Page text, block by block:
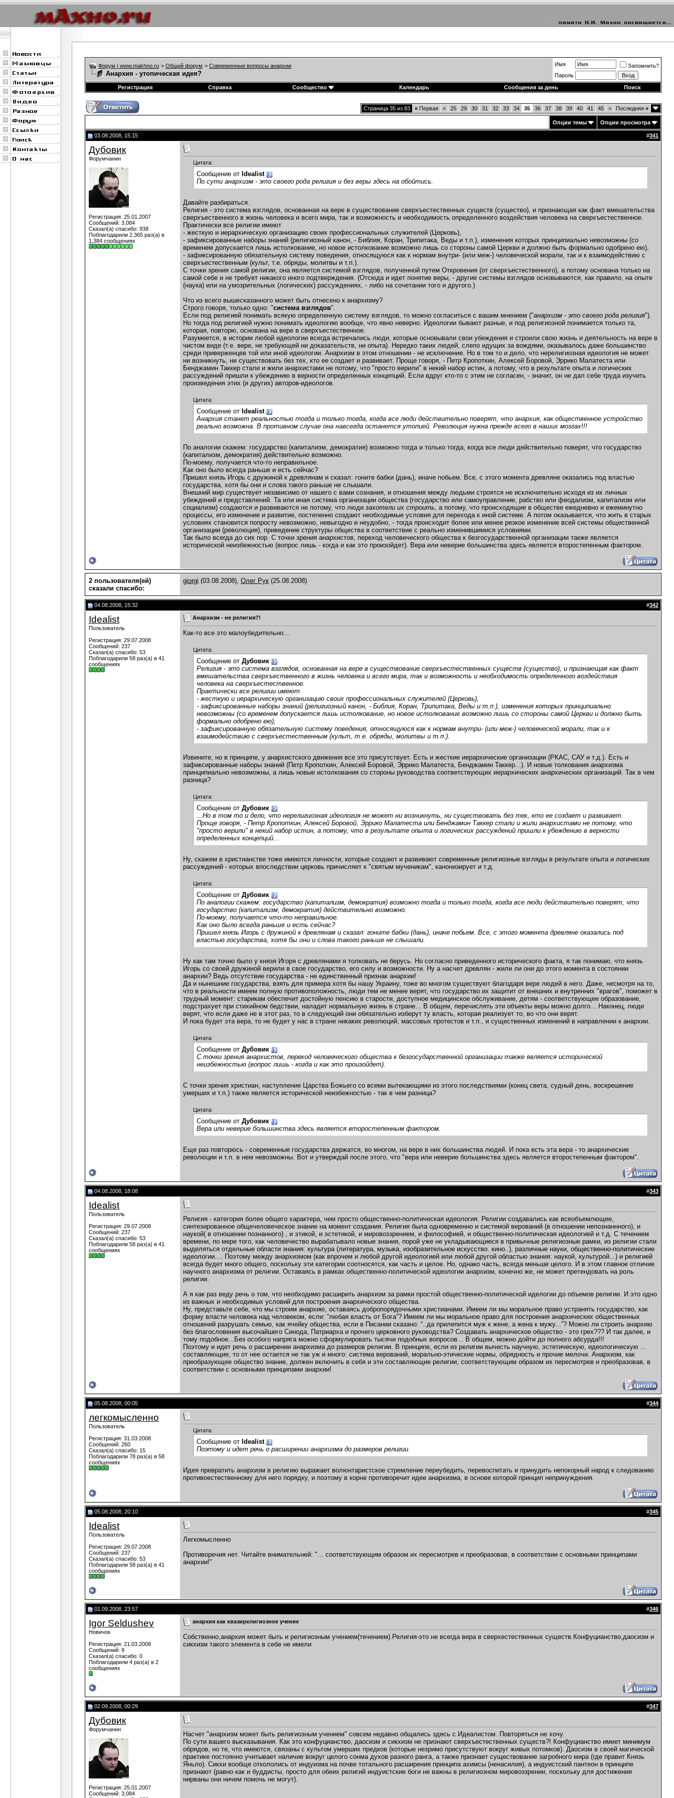
Форум | www.makhno.ru > Общий форум > Современные вопросы анархии
Анархия - утопическая идея?
Имя
Запомнить?
Пароль
Регистрация
Справка Сообщество Календарь Сообщения за день Поиск
Страница 35 из 83 « Первая < 25 29 30 31 32 33 34 35 36 37 38 39 40 41 45 > Последняя »
Опции темы Опции просмотра
03.08.2008, 15:15 #341
Дубовик
Форумчанин
Регистрация: 25.01.2007
Сообщений: 3,084
Сказал(а) спасибо: 938
Поблагодарили 2,365 раз(а) в
1,384 сообщениях
Цитата:
Сообщение от Idealist
По сути анархизм - это своего рода религия и без веры здесь на обойтись.
Давайте разбираться.
Религия - это система взглядов, основанная на вере в существование сверхъестественных существ (существо), и признающая как факт вмешательства
сверхъественного в жизнь человека и всего мира, так и возможность и необходимость определенного воздействия человека на сверхъестественное.
Практически все религии имеют
- жесткую и иерархическую организацию своих профессиональных служителей (Церковь),
- зафиксированные наборы знаний (религиозный канон, - Библия, Коран, Трипитака, Веды и т.п.), изменения которых принципиально невозможны (со
временем допускается лишь истолкование, но новое истолкование возможно лишь со стороны самой Церкви и должно быть формально одобрено ею),
- зафиксированную обязательную систему поведения, относящуюся как к нормам внутри- (или меж-) человеческой морали, так и к взаимодействию с
сверхъестественным (культ, т.е. обряды, молитвы и т.п.).
С точки зрения самой религии, она является системой взглядов, полученной путем Откровения (от сверхъестественного), а потому основана только на
самой себе и не требует никакого иного подтверждения. (Отсюда и идет понятие веры, - другие системы взглядов основываются, как правило, на опыте
(наука) или на умозрительных (логических) рассуждениях, - либо на сочетании того и другого.)
Что из всего вышесказанного может быть отнесено к анархизму?
Строго говоря, только одно: "система взглядов".
Если под религией понимать всякую определенную систему взглядов, то можно согласиться с вашим мнением ("анархизм - это своего рода религия").
Но тогда под религией нужно понимать идеологию вообще, что явно неверно. Идеологии бывают разные, и под религиозной понимается только та,
которая, повторю, основана на вере в сверхъестественное.
Разумеется, в истории любой идеологии всегда встречались люди, которые основывали свои убеждения и строили свою жизнь и деятельность на вере в
чистом виде (т.е. вере, не требующей ни доказательств, ни опыта). Нередко таких людей, слепо идущих за вождями, оказывалось даже большинство
среди приверженцев той или иной идеологии. Анархизм в этом отношении - не исключение. Но в том то и дело, что нерелигиозная идеология не может
ни возникнуть, ни существовать без тех, кто ее создает и развивает. Проще говоря, - Петр Кропоткин, Алексей Боровой, Эррико Малатеста или
Бенджамин Таккер стали и жили анархистами не потому, что "просто верили" в некий набор истин, а потому, что в результате опыта и логических
рассуждений пришли к убеждению в верности определенных концепций. Если вдруг кто-то с этим не согласен, - значит, он не дал себе труда изучить
произведения этих (и других) авторов-идеологов.
Цитата:
Сообщение от Idealist
Анархия станет реальностью тогда и только тогда, когда все люди действительно поверят, что анархия, как общественное устройство
реально возможна. В противном случае она навсегда останется утопией. Революция нужна прежде всего в наших мозгах!!!
По аналогии скажем: государство (капитализм, демократия) возможно тогда и только тогда, когда все люди действительно поверят, что государство
(капитализм, демократия) действительно возможно.
По-моему, получается что-то неправильное.
Как оно было всегда раньше и есть сейчас?
Пришел князь Игорь с дружиной к древлянам и сказал: гоните бабки (дань), иначе побьем. Все, с этого момента древляне оказались под властью
государства, хотя бы они и слова такого раньше не слышали.
Внешний мир существует независимо от нашего с вами сознания, и отношения между людьми строятся не исключительно исходя из их личных
убеждений и представлений. Та или иная система организации общества (государство или самоуправление, рабство или феодализм, капитализм или
социализм) создаются и развиваются не потому, что люди захотели их строить, а потому, что происходящие в обществе ежедневно и ежеминутно
процессы, его изменение и развитие, постепенно создают необходимые условия для перехода к иной системе. А потом оказывается, что жить в старых
условиях становится попросту невозможно, невыгодно и неудобно, - тогда происходит более или менее резкое изменение всей системы общественной
организации (революция), приведение структуры общества в соответствие с реально изменившимися условиями.
Так было всегда до сих пор. С точки зрения анархистов, переход человеческого общества к безгосударственной организации также является
исторической неизбежностью (вопрос лишь - когда и как это произойдет). Вера или неверие большинства здесь является второстепенным фактором.
2 пользователя(ей)
сказали cпасибо:
giorgi (03.08.2008), Олег Рук (25.08.2008)
04.08.2008, 15:32 #342
Idealist
Пользователь
Регистрация: 29.07.2008
Сообщений: 237
Сказал(а) спасибо: 53
Поблагодарили 58 раз(а) в 41
сообщениях
Анархизм - не религия?!
Как-то все это малоубедительно...
Цитата:
Сообщение от Дубовик
Религия - это система взглядов, основанная на вере в существование сверхъестественных существ (существо), и признающая как факт
вмешательства сверхъественного в жизнь человека и всего мира, так и возможность и необходимость определенного воздействия
человека на сверхъестественное.
Практически все религии имеют
- жесткую и иерархическую организацию своих профессиональных служителей (Церковь),
- зафиксированные наборы знаний (религиозный канон, - Библия, Коран, Трипитака, Веды и т.п.), изменения которых принципиально
невозможны (со временем допускается лишь истолкование, но новое истолкование возможно лишь со стороны самой Церкви и должно быть
формально одобрено ею),
- зафиксированную обязательную систему поведения, относящуюся как к нормам внутри- (или меж-) человеческой морали, так и к
взаимодействию с сверхъестественным (культ, т.е. обряды, молитвы и т.п.).
Извините, но в принципе, у анархистского движения все это присутствует. Есть и жесткие иерархические организации (РКАС, САУ и т.д.). Есть и
зафиксированные наборы знаний (Петр Кропоткин, Алексей Боровой, Эррико Малатеста, Бенджамин Таккер...). И новые толкования анархизма
принципиально невозможны, а лишь новые истолкования со стороны руководства соответствующих иерархических анархических организаций. Так в чем
разница?
Цитата:
Сообщение от Дубовик
...Но в том то и дело, что нерелигиозная идеология не может ни возникнуть, ни существовать без тех, кто ее создает и развивает.
Проще говоря, - Петр Кропоткин, Алексей Боровой, Эррико Малатеста или Бенджамин Таккер стали и жили анархистами не потому, что
"просто верили" в некий набор истин, а потому, что в результате опыта и логических рассуждений пришли к убеждению в верности
определенных концепций...
Ну, скажем в христианстве тоже имеются личности, которые создают и развивают современные религиозные взгляды в результате опыта и логических
рассуждений - которых впоследствии церковь причисляет к "святым мученикам", канонизирует и т.д.
Цитата:
Сообщение от Дубовик
По аналогии скажем: государство (капитализм, демократия) возможно тогда и только тогда, когда все люди действительно поверят, что
государство (капитализм, демократия) действительно возможно.
По-моему, получается что-то неправильное.
Как оно было всегда раньше и есть сейчас?
Пришел князь Игорь с дружиной к древлянам и сказал: гоните бабки (дань), иначе побьем. Все, с этого момента древляне оказались под
властью государства, хотя бы они и слова такого раньше не слышали.
Ну как там точно было у князя Игоря с древлянами я толковать не берусь. Но согласно приведенного исторического факта, я так понимаю, что князь
Игорь со своей дружиной верили в свое государство, его силу и возможности. Ну а насчет древлян - жили ли они до этого момента в состоянии
анархии? Ведь отсутствие государства - не единственный признак анархии!
Да и нынешние государства, взять для примера хотя бы нашу Украину, тоже во многом существуют благодаря вере людей в него. Даже, несмотря на то,
что в реальности имеем полную противоположность, люди тем не менее верят, что государство их защитит от внешних и внутренних "врагов", поможет в
трудный момент: старикам обеспечит достойную пенсию в старости, доступное медицинское обслуживание, детям - соответствующее образование,
подстрахует при стихийном бедствии, наладит нормальную жизнь в стране... В общем, перечислять эти объекты веры можно долго... Наконец, люди
верят, что если даже не в этот раз, то в следующий они обязательно изберут ту власть, которая реализует то, во что они верят.
И пока будет эта вера, то не будет у нас в стране никаких революций, массовых протестов и т.п., и существенных изменений в направлении к анархии.
Цитата:
Сообщение от Дубовик
С точки зрения анархистов, переход человеческого общества к безгосударственной организации также является исторической
неизбежностью (вопрос лишь - когда и как это произойдет).
С точки зрения христиан, наступление Царства Божьего со всеми вытекающими из этого последствиями (конец света, судный день, воскрешение
умерших и т.п.) также является исторической неизбежностью - так в чем разница?
Цитата:
Сообщение от Дубовик
Вера или неверие большинства здесь является второстепенным фактором.
Еще раз повторюсь - современные государства держатся, во многом, на вере в них большинства людей. И пока есть эта вера - то анархические
революции и т.п. в нем невозможны. Вот и утверждай после этого, что "вера или неверие большинства здесь является второстепенным фактором".
04.08.2008, 18:08 #343
Idealist
Пользователь
Регистрация: 29.07.2008
Сообщений: 237
Сказал(а) спасибо: 53
Поблагодарили 58 раз(а) в 41
сообщениях
Религия - категория более общего характера, чем просто общественно-политическая идеология. Религии создавались как всеобъемлющее,
синтезированное общечеловеческое знание на момент создания. Религия была одновременно и системой верований (в отношении непознаннного), и
наукой( в отношении познанного) , и этикой, и эстетикой, и мировоззрением, и философией, и общественно-политическая идеологией и т.д. С течением
времени, по мере того, как человечество вырабатывало новые знания, порой уже не укладывающиеся в привычные религиозные рамки, из религии стали
выделяться отдельные области знания: культура (литература, музыка, изобразительное искусство. кино..), различные науки, общественно-политические
идеологии.... Поэтому между анархизмом (как впрочем и любой другой идеологией или любой другой областью знания: наукой, культурой...) и религией
всегда будет много общего, поскольку эти категории соотносятся, как часть и целое. Но, однако часть, всегда меньше целого. И в этом главное отличие
научного анархизма от религии. Оставаясь в рамках общественно-политической идеологии анархизм, конечно же, не может претендовать на роль
религии.
А я как раз веду речь о том, что необходимо расширить анархизм за рамки простой общественно-политической иделогии до объемов религии. И это одно
из важных и необходимых условий для построения анархического общества.
Ну, представьте себе, что мы строим анархию, оставаясь добропорядочными христианами. Имеем ли мы моральное право устранять государство, как
форму власти человека над человеком, если: “любая власть от Бога”? Имеем ли мы моральное право для построения анархических общественных
отношений разрушать семью, как ячейку общества, если в Писании сказано: “..да прилепится муж к жене, а жена к мужу...”? Можно ли строить анархию
без благословения высочайшего Синода, Патриарха и прочего церковного руководства? Создавать анархическое общество - это грех??? И так далее, и
тому подобное...Без особого напряга можно сформулировать тысячи подобных вопросов... В общем, можно дойти до полного абсурда!!!
Поэтому и идет речь о расширении анархизма до размеров религии. В принципе, если из религии вычесть научную, эстетическую, идеологическую ...
составляющие, то от нее остается не так уж и много: система верований, морально-этические нормы, обрядность и прочие мелочи. Анархизм, как
преобразующее общество знание, должен включить в себя и эти составляющие религии, соответствующим образом их пересмотрев и преобразовав, в
соответствии с основными принципами анархии!
05.08.2008, 00:05 #344
легкомысленно
Пользователь
Регистрация: 31.03.2008
Сообщений: 260
Сказал(а) спасибо: 15
Поблагодарили 78 раз(а) в 58
сообщениях
Цитата:
Сообщение от Idealist
Поэтому и идет речь о расширении анархизма до размеров религии.
Идея превратить анархизм в религию выражает волюнтаристское стремление переубедить, перевоспитать и принудить непокорный народ к следованию
противоестественному для него порядку, и поэтому в корне противоречит идее анархизма, в основе которой принцип непринуждения.
05.08.2008, 20:10 #345
Idealist
Пользователь
Регистрация: 29.07.2008
Сообщений: 237
Сказал(а) спасибо: 53
Поблагодарили 58 раз(а) в 41
сообщениях
Легкомысленно
Противоречия нет. Читайте внимательней: "... соответствующим образом их пересмотрев и преобразовав, в соответствии с основными принципами
анархии!"
01.09.2008, 23:57 #346
Igor Seldushev
Новичок
Регистрация: 21.03.2008
Сообщений: 9
Сказал(а) спасибо: 0
Поблагодарили 4 раз(а) в 2
сообщениях
анархия как квазирелигиозное учение
Собственно,анархия может быть и религиозным учением(течением).Религия-это не всегда вера в сверхестественных существ.Конфуцианство,даосизм и
сикхизм такого элемента в себе не имели
02.09.2008, 00:29 #347
Дубовик
Форумчанин
Регистрация: 25.01.2007
Сообщений: 3,084
Насчет "анархизм может быть религиозным учением" совсем недавно общались здесь с Идеалистом. Повторяться не хочу.
По сути вашего высказывания. Как это конфуцианство, даосизм и сикхизм не признают сверхъестественных существ?! Конфуцианство имеет минимум
обрядов, но те, что имеются, связаны с культом умерших предков (которые незримо присутствуют вокруг живых потомков). Даосизм в своей магической
практике постоянно учитывает наличие вокруг целого сонма духов разного ранга, а также признает существование загробного мира (где правит Князь
Яньло). Сикхи вообще откололись от индуизма на почве тотального расширения принципа ахимсы (ненасилия), а индуистский пантеон в принципе
признают (равно как и буддисты, просто для обеих религий индуистские боги не важны в религиозном мировоззрении, поскольку для достижения
нирваны они ничем помочь не могут).